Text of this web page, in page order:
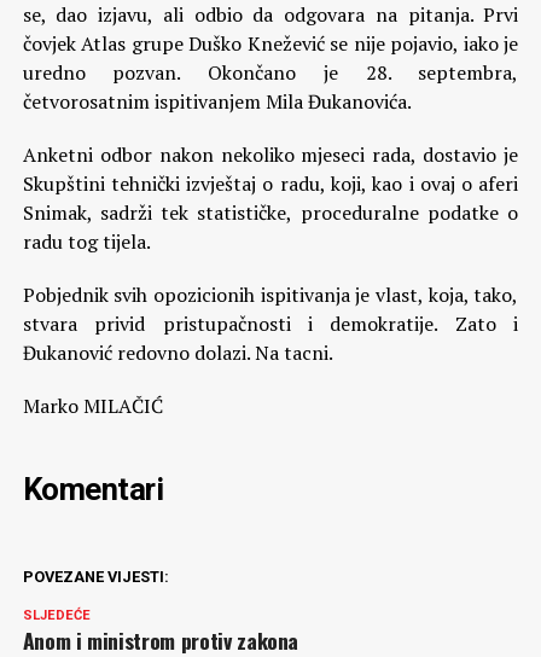
se, dao izjavu, ali odbio da odgovara na pitanja. Prvi
čovjek Atlas grupe Duško Knežević se nije pojavio, iako je
uredno pozvan. Okončano je 28. septembra,
četvorosatnim ispitivanjem Mila Đukanovića.
Anketni odbor nakon nekoliko mjeseci rada, dostavio je
Skupštini tehnički izvještaj o radu, koji, kao i ovaj o aferi
Snimak, sadrži tek statističke, proceduralne podatke o
radu tog tijela.
Pobjednik svih opozicionih ispitivanja je vlast, koja, tako,
stvara privid pristupačnosti i demokratije. Zato i
Đukanović redovno dolazi. Na tacni.
Marko MILAČIĆ
Komentari
POVEZANE VIJESTI:
SLJEDEĆE
Anom i ministrom protiv zakona